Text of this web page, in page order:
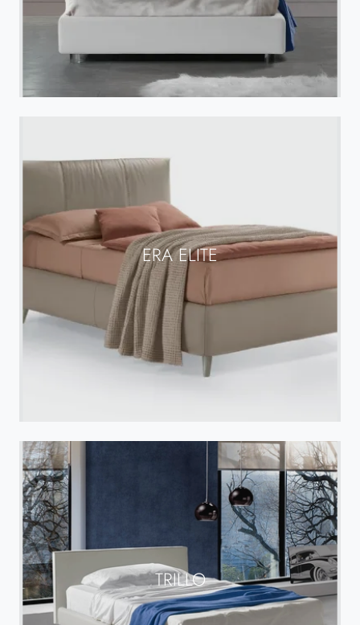
ERA ELITE
TRILLO